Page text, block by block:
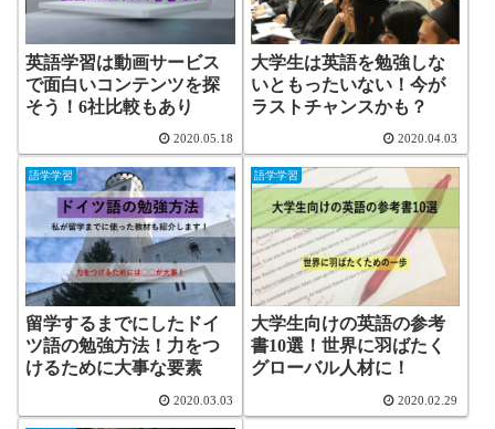
英語学習は動画サービス
で面白いコンテンツを探
そう！6社比較もあり
2020.05.18
大学生は英語を勉強しな
いともったいない！今が
ラストチャンスかも？
2020.04.03
語学学習
留学するまでにしたドイ
ツ語の勉強方法！力をつ
けるために大事な要素
2020.03.03
語学学習
大学生向けの英語の参考
書10選！世界に羽ばたく
グローバル人材に！
2020.02.29